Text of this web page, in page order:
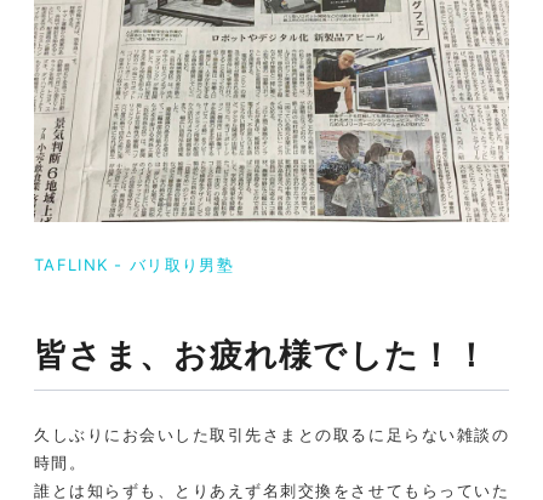
TAFLINK - バリ取り男塾
皆さま、お疲れ様でした！！
久しぶりにお会いした取引先さまとの取るに足らない雑談の
時間。
誰とは知らずも、とりあえず名刺交換をさせてもらっていた